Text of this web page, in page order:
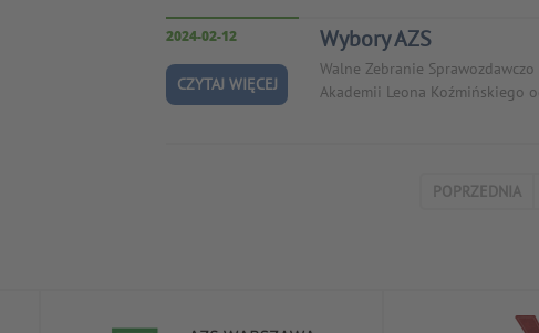
2024-02-12 Wybory AZS
Walne Zebranie
Akademii Leona Koźmińskiego
CZYTAJ WIĘCEJ
POPRZEDNIA